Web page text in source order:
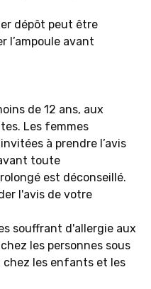
dépôt peut être
l’ampoule avant
de 12 ans, aux
Les femmes
à prendre l’avis
toute
est déconseillé.
l'avis de votre
souffrant d'allergie aux
les personnes sous
les enfants et les